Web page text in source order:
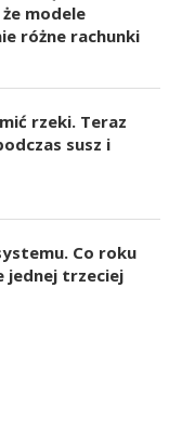
modele
różne rachunki
rzeki. Teraz
susz i
Co roku
jednej trzeciej